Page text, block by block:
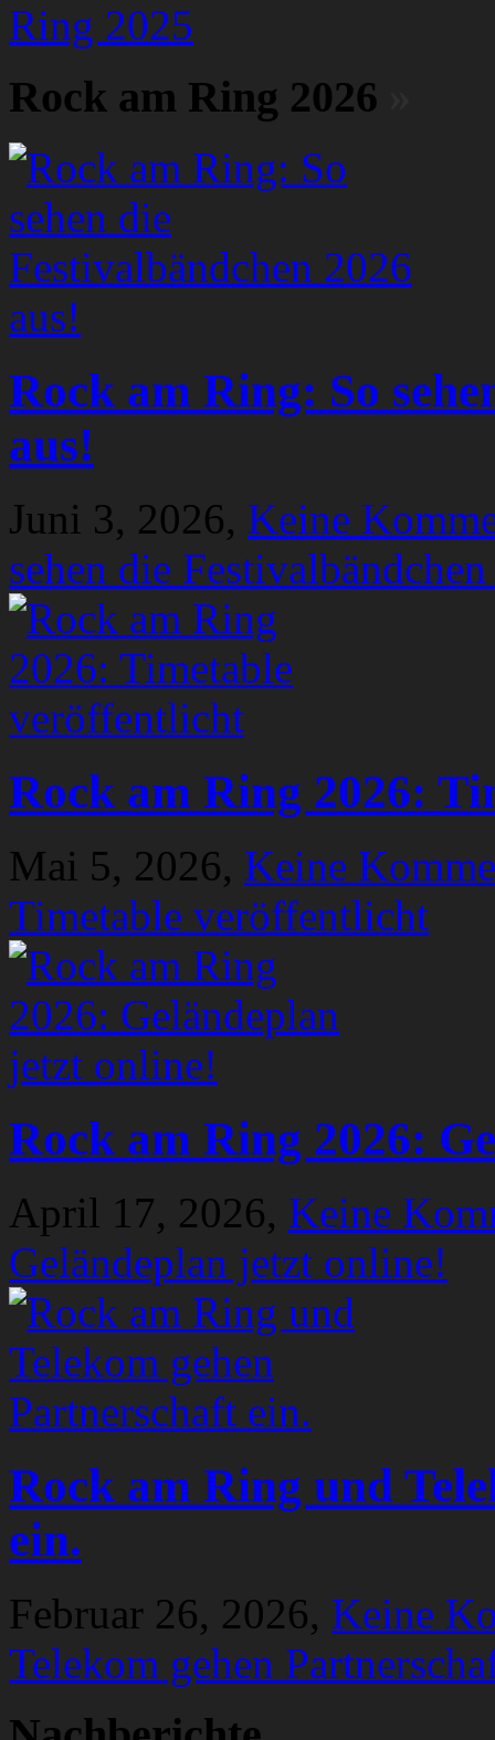
Ring 2025
Rock am Ring 2026
Rock am Ring: So
aus!
Juni 3, 2026, Keine
sehen die
Rock am Ring 2026:
Mai 5, 2026, Keine
Timetable veröffentlicht
Rock am Ring 2026:
April 17, 2026, Keine
Geländeplan jetzt online!
Rock am Ring und
ein.
Februar 26, 2026, Keine
Telekom gehen